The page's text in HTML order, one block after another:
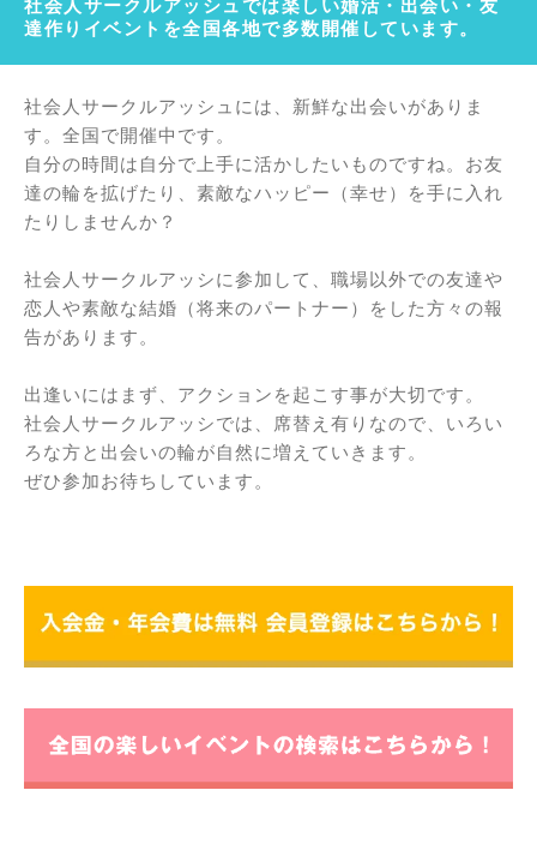
社会人サークルアッシュでは楽しい婚活・出会い・友
達作りイベントを全国各地で多数開催しています。
社会人サークルアッシュには、新鮮な出会いがありま
す。全国で開催中です。
自分の時間は自分で上手に活かしたいものですね。お友
達の輪を拡げたり、素敵なハッピー（幸せ）を手に入れ
たりしませんか？
社会人サークルアッシに参加して、職場以外での友達や
恋人や素敵な結婚（将来のパートナー）をした方々の報
告があります。
出逢いにはまず、アクションを起こす事が大切です。
社会人サークルアッシでは、席替え有りなので、いろい
ろな方と出会いの輪が自然に増えていきます。
ぜひ参加お待ちしています。